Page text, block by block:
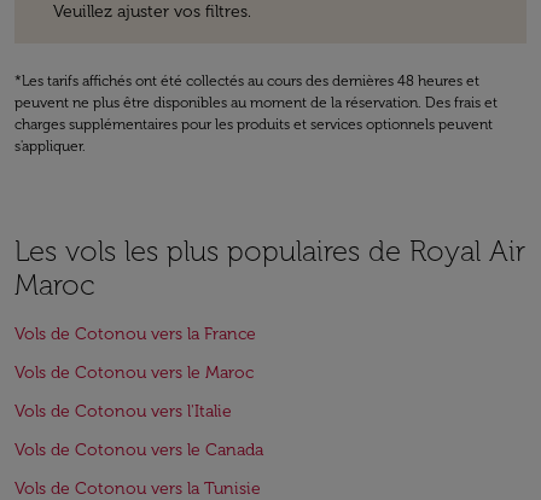
Veuillez ajuster vos filtres.
*Les tarifs affichés ont été collectés au cours des dernières 48 heures et
peuvent ne plus être disponibles au moment de la réservation. Des frais et
charges supplémentaires pour les produits et services optionnels peuvent
s'appliquer.
Les vols les plus populaires de Royal Air
Maroc
Vols de Cotonou vers la France
Vols de Cotonou vers le Maroc
Vols de Cotonou vers l'Italie
Vols de Cotonou vers le Canada
Vols de Cotonou vers la Tunisie